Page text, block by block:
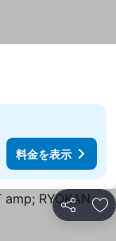
料金を表示
シェア お